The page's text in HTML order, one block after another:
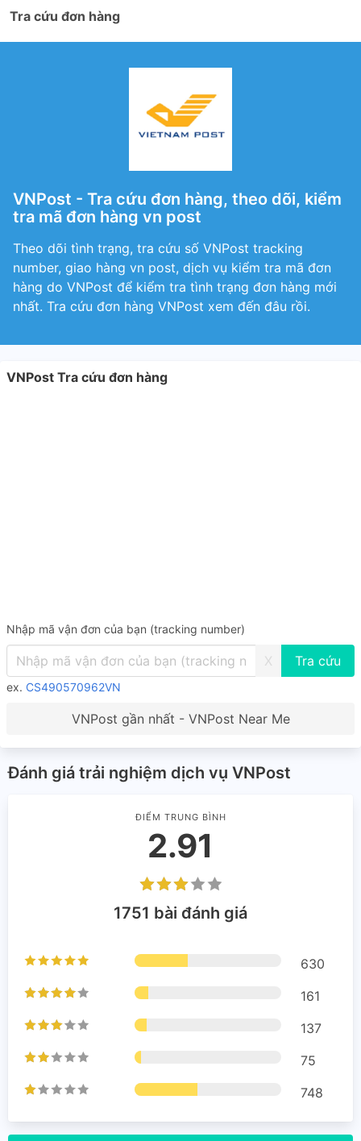
Tra cứu đơn hàng
VNPost - Tra cứu đơn hàng, theo dõi, kiểm
tra mã đơn hàng vn post
Theo dõi tình trạng, tra cứu số VNPost tracking
number, giao hàng vn post, dịch vụ kiểm tra mã đơn
hàng do VNPost để kiểm tra tình trạng đơn hàng mới
nhất. Tra cứu đơn hàng VNPost xem đến đâu rồi.
VNPost Tra cứu đơn hàng
Nhập mã vận đơn của bạn (tracking number)
X
ex. CS490570962VN
VNPost gần nhất - VNPost Near Me
Đánh giá trải nghiệm dịch vụ VNPost
ĐIỂM TRUNG BÌNH
2.91
1751 bài đánh giá
630
161
137
75
748